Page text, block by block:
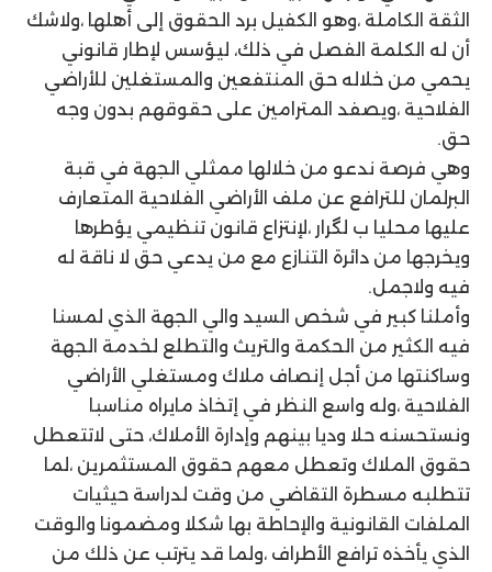
الثقة الكاملة ،وهو الكفيل برد الحقوق إلى أهلها ،ولاشك
أن له الكلمة الفصل في ذلك، ليؤسس لإطار قانوني
يحمي من خلاله حق المنتفعين والمستغلين للأراضي
الفلاحية ،ويصفد المترامين على حقوقهم بدون وجه
حق.
وهي فرصة ندعو من خلالها ممثلي الجهة في قبة
البرلمان للترافع عن ملف الأراضي الفلاحية المتعارف
عليها محليا ب لگرار ،لإنتزاع قانون تنظيمي يؤطرها
ويخرجها من دائرة التنازع مع من يدعي حق لا ناقة له
فيه ولاجمل.
وأملنا كبير في شخص السيد والي الجهة الذي لمسنا
فيه الكثير من الحكمة والتريث والتطلع لخدمة الجهة
وساكنتها من أجل إنصاف ملاك ومستغلي الأراضي
الفلاحية ،وله واسع النظر في إتخاذ مايراه مناسبا
ونستحسنه حلا وديا بينهم وإدارة الأملاك، حتى لاتتعطل
حقوق الملاك وتعطل معهم حقوق المستثمرين ،لما
تتطلبه مسطرة التقاضي من وقت لدراسة حيثيات
الملفات القانونية والإحاطة بها شكلا ومضمونا والوقت
الذي يأخذه ترافع الأطراف ،ولما قد يترتب عن ذلك من